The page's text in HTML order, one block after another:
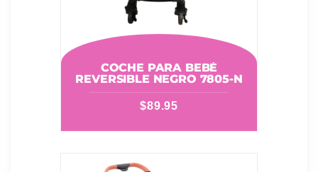
COCHE PARA BEBÉ
REVERSIBLE NEGRO 7805-N
$89.95